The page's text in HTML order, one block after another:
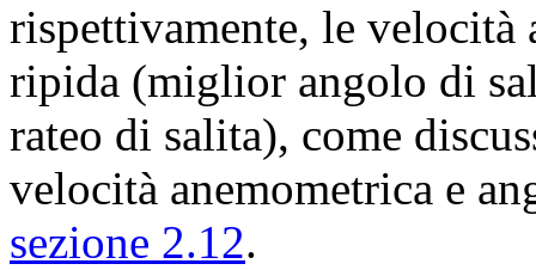
rispettivamente, le velocità
ripida (miglior angolo di
rateo di salita), come
velocità anemometrica e
sezione 2.12.